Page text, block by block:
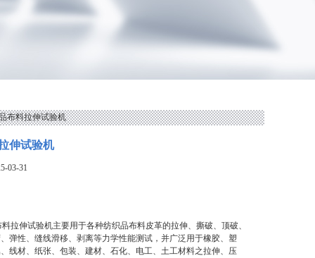
布料拉伸试验机
伸试验机
03-31
拉伸试验机主要用于各种纺织品布料皮革的拉伸、撕破、顶破、
弹性、缝线滑移、剥离等力学性能测试，并广泛用于橡胶、塑
线材、纸张、包装、建材、石化、电工、土工材料之拉伸、压